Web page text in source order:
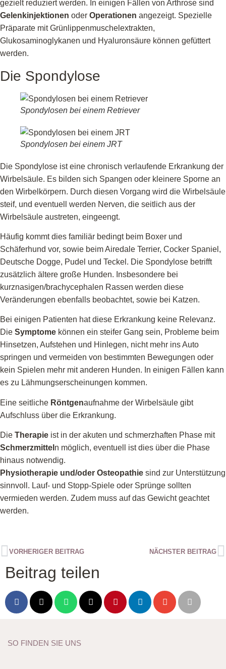
gezielt reduziert werden. In einigen Fällen von Arthrose sind
Gelenkinjektionen oder Operationen angezeigt. Spezielle
Präparate mit Grünlippenmuschelextrakten,
Glukosaminoglykanen und Hyaluronsäure können gefüttert
werden.
Die Spondylose
Spondylosen bei einem Retriever
Spondylosen bei einem JRT
Die Spondylose ist eine chronisch verlaufende Erkrankung der
Wirbelsäule. Es bilden sich Spangen oder kleinere Sporne an
den Wirbelkörpern. Durch diesen Vorgang wird die Wirbelsäule
steif, und eventuell werden Nerven, die seitlich aus der
Wirbelsäule austreten, eingeengt.
Häufig kommt dies familiär bedingt beim Boxer und
Schäferhund vor, sowie beim Airedale Terrier, Cocker Spaniel,
Deutsche Dogge, Pudel und Teckel. Die Spondylose betrifft
zusätzlich ältere große Hunden. Insbesondere bei
kurznasigen/brachycephalen Rassen werden diese
Veränderungen ebenfalls beobachtet, sowie bei Katzen.
Bei einigen Patienten hat diese Erkrankung keine Relevanz.
Die Symptome können ein steifer Gang sein, Probleme beim
Hinsetzen, Aufstehen und Hinlegen, nicht mehr ins Auto
springen und vermeiden von bestimmten Bewegungen oder
kein Spielen mehr mit anderen Hunden. In einigen Fällen kann
es zu Lähmungserscheinungen kommen.
Eine seitliche Röntgenaufnahme der Wirbelsäule gibt
Aufschluss über die Erkrankung.
Die Therapie ist in der akuten und schmerzhaften Phase mit
Schmerzmittel n möglich, eventuell ist dies über die Phase
hinaus notwendig.
Physiotherapie und/oder Osteopathie sind zur Unterstützung
sinnvoll. Lauf- und Stopp-Spiele oder Sprünge sollten
vermieden werden. Zudem muss auf das Gewicht geachtet
werden.
VORHERIGER BEITRAG NÄCHSTER BEITRAG
Beitrag teilen
SO FINDEN SIE UNS